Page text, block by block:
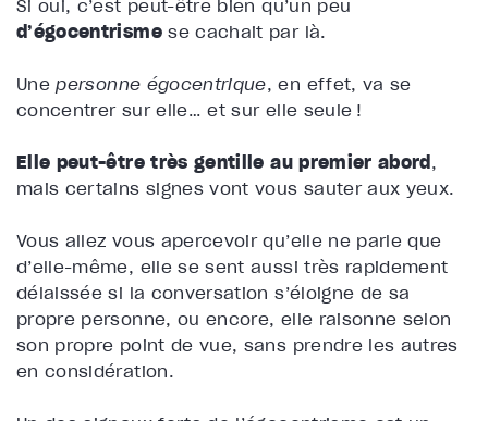
Si oui, c’est peut-être bien qu’un peu
d’égocentrismese cachait par là.
Unepersonne égocentrique, en effet, va se
concentrer sur elle… et sur elle seule !
Elle peut-être très gentille au premier abord ,
mais certains signes vont vous sauter aux yeux.
Vous allez vous apercevoir qu’elle ne parle que
d’elle-même, elle se sent aussi très rapidement
délaissée si la conversation s’éloigne de sa
propre personne, ou encore, elle raisonne selon
son propre point de vue, sans prendre les autres
en considération.